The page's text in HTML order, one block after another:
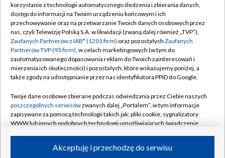
TVP
Abonament TVP
Emisja w TVP
Centrum informacji TVP
Naziemna Telewizja Cyfrowa
Rada Programowa
System NOS
Informacje o nadawcy
Program dla prasy
Regulamin TVP
Polityka prywatności
Moje zgody
Pomoc
Kontakt
Kanały
korzystanie z technologii automatycznego śledzenia i zbierania danych,
dostęp do informacji na Twoim urządzeniu końcowym i ich
przechowywanie oraz na przetwarzanie Twoich danych osobowych przez
nas, czyli Telewizję Polską S.A. w likwidacji (zwaną dalej również „TVP”),
Zaufanych Partnerów z IAB* (1201 firm) oraz pozostałych Zaufanych
Partnerów TVP (93 firm), w celach marketingowych (w tym do
zautomatyzowanego dopasowania reklam do Twoich zainteresowań i
mierzenia ich skuteczności) i pozostałych, które wskazujemy poniżej, a
także zgody na udostępnianie przez nas identyfikatora PPID do Google.
Twoje dane osobowe zbierane podczas odwiedzania przez Ciebie naszych
poszczególnych serwisówzwanych dalej „Portalem”, w tym informacje
zapisywane za pomocą technologii takich jak: pliki cookie, sygnalizatory
WWW lub innych podobnych technologii umożliwiających świadczenie
ruchu w Internecie.Akceptuję i przechodzę do serwisu